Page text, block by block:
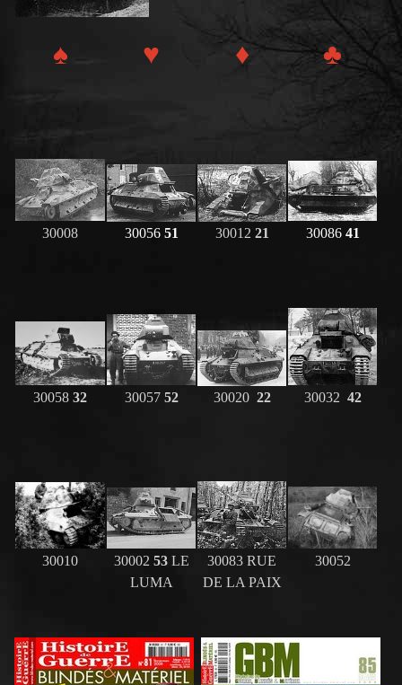
♠ ♥ ♦ ♣
30008 30056 51 30012 21 30086 41
30058 32 30057 52 30020 22 30032 42
30010 30002 53LE
LUMA
30083 RUE
DE LA PAIX
30052